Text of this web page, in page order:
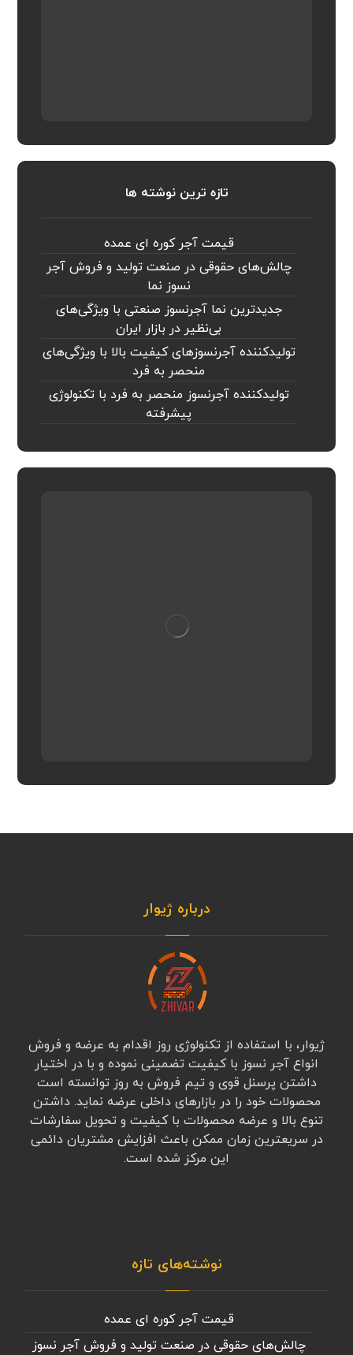
تازه ترین نوشته ها
قیمت آجر کوره ای عمده
چالش‌های حقوقی در صنعت تولید و فروش آجر
نسوز نما
جدیدترین نما آجرنسوز صنعتی با ویژگی‌های
بی‌نظیر در بازار ایران
تولیدکننده آجرنسوزهای کیفیت بالا با ویژگی‌های
منحصر به فرد
تولیدکننده آجرنسوز منحصر به فرد با تکنولوژی
پیشرفته
درباره ژیوار
ژیوار، با استفاده از تکنولوژی روز اقدام به عرضه و فروش
انواع آجر نسوز با کیفیت تضمینی نموده و با در اختیار
داشتن پرسنل قوی و تیم فروش به روز توانسته است
محصولات خود را در بازارهای داخلی عرضه نماید. داشتن
تنوع بالا و عرضه محصولات با کیفیت و تحویل سفارشات
در سریعترین زمان ممکن باعث افزایش مشتریان دائمی
این مرکز شده است.
نوشته‌های تازه
قیمت آجر کوره ای عمده
چالش‌های حقوقی در صنعت تولید و فروش آجر نسوز